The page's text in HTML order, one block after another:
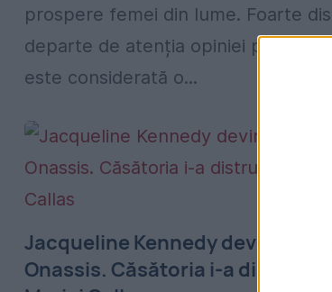
prospere femei din lume. Foarte
departe de atenția opiniei publice,
este considerată o...
Jacqueline Kennedy devine
Onassis. Căsătoria i-a distrus